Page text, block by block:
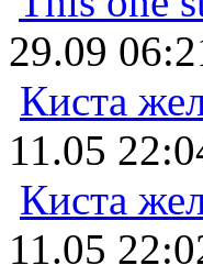
29.09
Киста
11.05
Киста
11.05